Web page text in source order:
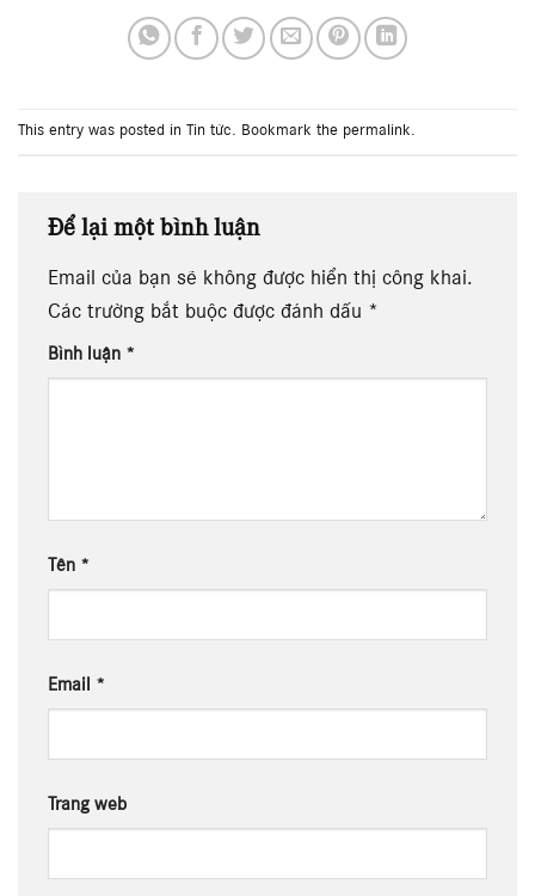
This entry was posted in Tin tức. Bookmark the permalink.
Để lại một bình luận
Email của bạn sẽ không được hiển thị công khai.
Các trường bắt buộc được đánh dấu *
Bình luận *
Tên *
Email *
Trang web